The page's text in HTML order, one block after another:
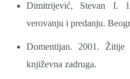
Dimitrijević, Stevan I.
verovanju i predanju.
Domentijan. 2001. Žitije
književna zadruga.